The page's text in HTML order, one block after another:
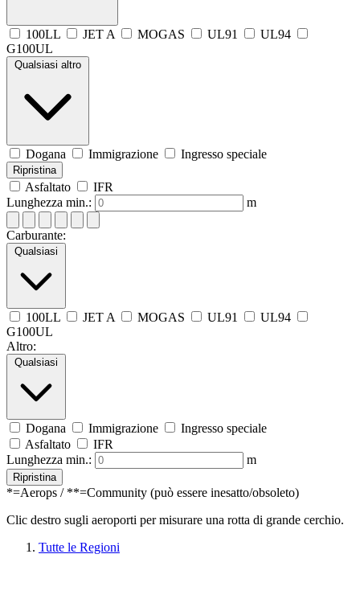
100LL JET A MOGAS UL91
UL94
G100UL
Qualsiasi altro
Dogana Immigrazione Ingresso speciale
Ripristina
Asfaltato
IFR
Lunghezza min.:
m
Carburante:
Qualsiasi
100LL JET A MOGAS UL91
UL94
G100UL
Altro:
Qualsiasi
Dogana Immigrazione
Ingresso speciale
Asfaltato
IFR
Lunghezza min.:
m
Ripristina
*=Aerops / **=Community (può essere inesatto/obsoleto)
Clic destro sugli aeroporti per misurare una rotta di grande cerchio.
Tutte le Regioni